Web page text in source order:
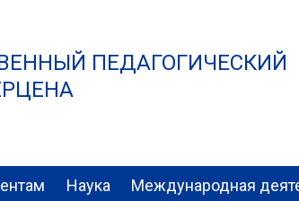
ПЕДАГОГИЧЕСКИЙ
Наука Международная